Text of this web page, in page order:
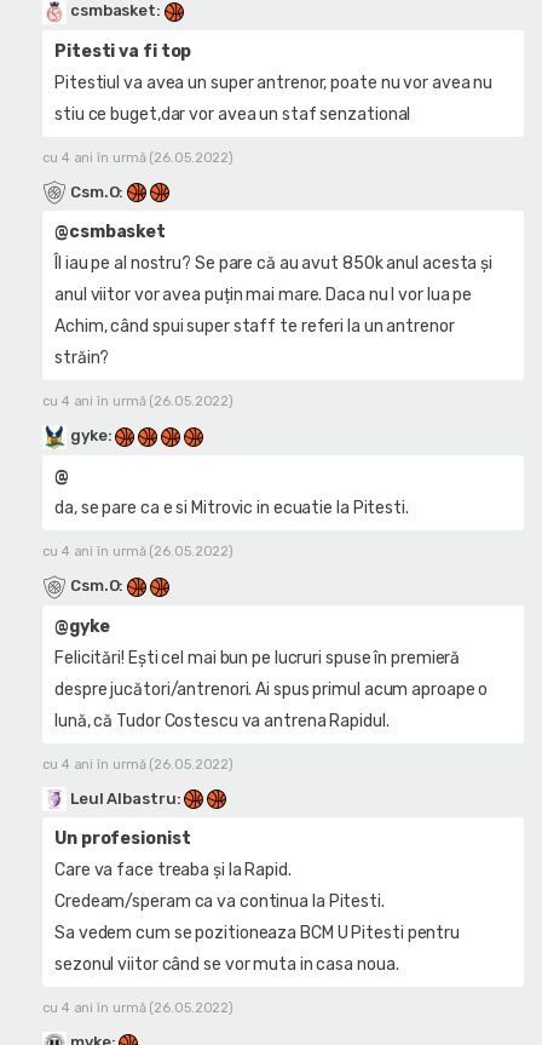
csmbasket:
Pitesti va fi top
Pitestiul va avea un super antrenor, poate nu vor avea nu
stiu ce buget,dar vor avea un staf senzational
cu 4 ani în urmă (26.05.2022)
Csm.O:
@csmbasket
Îl iau pe al nostru? Se pare că au avut 850k anul acesta și
anul viitor vor avea puțin mai mare. Daca nu l vor lua pe
Achim, când spui super staff te referi la un antrenor
străin?
cu 4 ani în urmă (26.05.2022)
gyke:
@
da, se pare ca e si Mitrovic in ecuatie la Pitesti.
cu 4 ani în urmă (26.05.2022)
Csm.O:
@gyke
Felicitări! Ești cel mai bun pe lucruri spuse în premieră
despre jucători/antrenori. Ai spus primul acum aproape o
lună, că Tudor Costescu va antrena Rapidul.
cu 4 ani în urmă (26.05.2022)
Leul Albastru:
Un profesionist
Care va face treaba și la Rapid.
Credeam/speram ca va continua la Pitesti.
Sa vedem cum se pozitioneaza BCM U Pitesti pentru
sezonul viitor când se vor muta in casa noua.
cu 4 ani în urmă (26.05.2022)